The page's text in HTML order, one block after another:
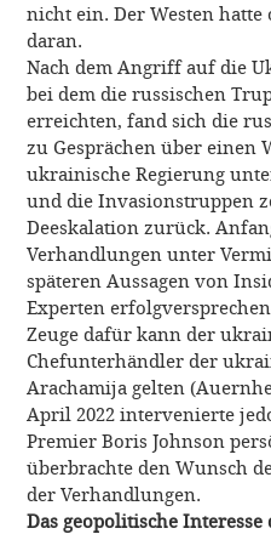
nicht ein. Der Westen
daran.
Nach dem Angriff auf die
bei dem die russischen
erreichten, fand sich die
zu Gesprächen über einen
ukrainische Regierung
und die Invasionstruppen
Deeskalation zurück.
Verhandlungen unter
späteren Aussagen von
Experten
Zeuge dafür kann der
Chefunterhändler der
Arachamija gelten
April 2022 intervenierte
Premier Boris Johnson
überbrachte den Wunsch
der Verhandlungen.
Das geopolitische